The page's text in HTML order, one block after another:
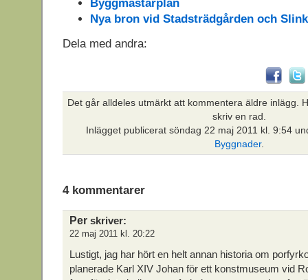
Byggmästarplan
Nya bron vid Stadsträdgården och
Dela med andra:
Det går alldeles utmärkt att kommentera äldre inlägg.
skriv en rad.
Inlägget publicerat söndag 22 maj 2011 kl. 9:54
Byggnader.
4 kommentarer
Per skriver:
22 maj 2011 kl. 20:22
Lustigt, jag har hört en helt annan historia om
planerade Karl XIV Johan för ett konstmuseum vid